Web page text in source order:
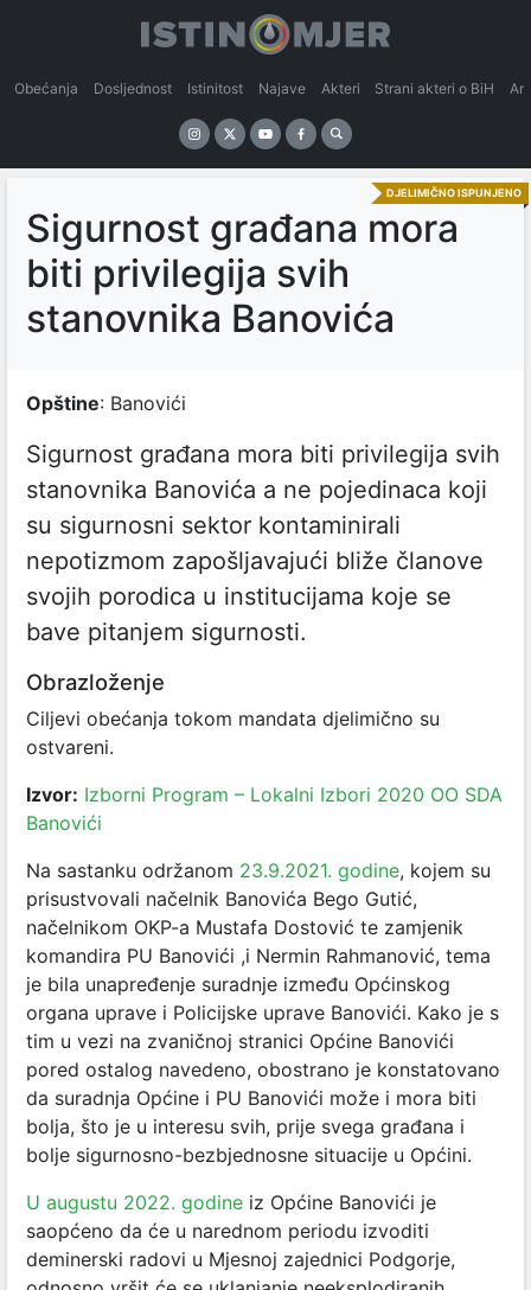
Obećanja Dosljednost Istinitost Najave Akteri Strani akteri o BiH
DJELIMIČNO ISPUNJENO
Sigurnost građana mora
biti privilegija svih
stanovnika Banovića
Opštine: Banovići
Sigurnost građana mora biti privilegija svih
stanovnika Banovića a ne pojedinaca koji
su sigurnosni sektor kontaminirali
nepotizmom zapošljavajući bliže članove
svojih porodica u institucijama koje se
bave pitanjem sigurnosti.
Obrazloženje
Ciljevi obećanja tokom mandata djelimično su
ostvareni.
Izvor: Izborni Program – Lokalni Izbori 2020 OO SDA
Banovići
Na sastanku održanom 23.9.2021. godine, kojem su
prisustvovali načelnik Banovića Bego Gutić,
načelnikom OKP-a Mustafa Dostović te zamjenik
komandira PU Banovići ,i Nermin Rahmanović, tema
je bila unapređenje suradnje između Općinskog
organa uprave i Policijske uprave Banovići. Kako je s
tim u vezi na zvaničnoj stranici Općine Banovići
pored ostalog navedeno, obostrano je konstatovano
da suradnja Općine i PU Banovići može i mora biti
bolja, što je u interesu svih, prije svega građana i
bolje sigurnosno-bezbjednosne situacije u Općini.
U augustu 2022. godine iz Općine Banovići je
saopćeno da će u narednom periodu izvoditi
deminerski radovi u Mjesnoj zajednici Podgorje,